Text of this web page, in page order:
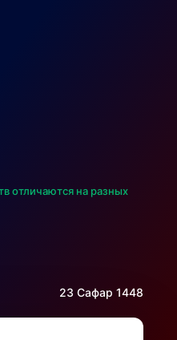
отличаются на разных
23 Сафар 1448